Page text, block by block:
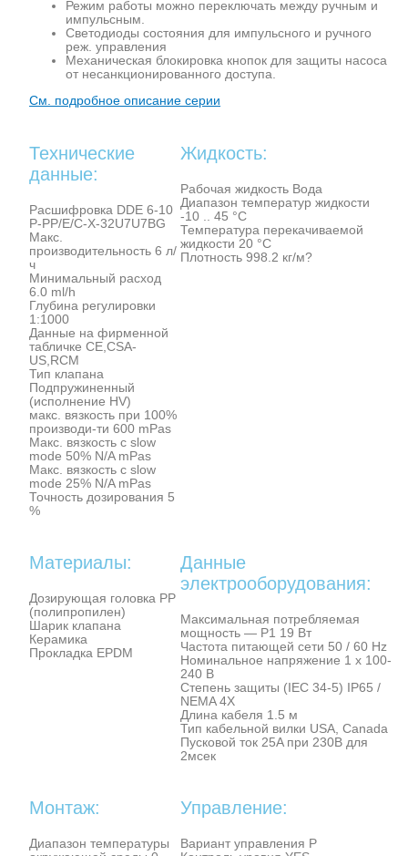
Режим работы можно переключать между ручным и
импульсным.
Светодиоды состояния для импульсного и ручного
реж. управления
Механическая блокировка кнопок для защиты насоса
от несанкционированного доступа.
См. подробное описание серии
Технические
данные:
Расшифровка DDE 6-10
P-PP/E/C-X-32U7U7BG
Макс.
производительность 6 л/
ч
Минимальный расход
6.0 ml/h
Глубина регулировки
1:1000
Данные на фирменной
табличке CE,CSA-
US,RCM
Тип клапана
Подпружиненный
(исполнение HV)
макс. вязкость при 100%
производи-ти 600 mPas
Макс. вязкость с slow
mode 50% N/A mPas
Макс. вязкость с slow
mode 25% N/A mPas
Точность дозирования 5
%
Жидкость:
Рабочая жидкость Вода
Диапазон температур жидкости
-10 .. 45 °C
Температура перекачиваемой
жидкости 20 °C
Плотность 998.2 кг/м?
Материалы:
Дозирующая головка PP
(полипропилен)
Шарик клапана
Керамика
Прокладка EPDM
Данные
электрооборудования:
Максимальная потребляемая
мощность — P1 19 Вт
Частота питающей сети 50 / 60 Hz
Номинальное напряжение 1 x 100-
240 В
Степень защиты (IEC 34-5) IP65 /
NEMA 4X
Длина кабеля 1.5 м
Тип кабельной вилки USA, Canada
Пусковой ток 25A при 230В для
2мсек
Монтаж:
Диапазон температуры
Управление:
Вариант управления P